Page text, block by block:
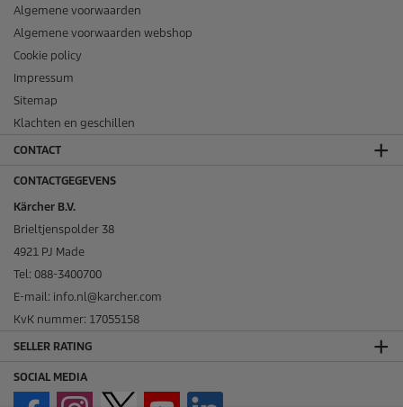
Algemene voorwaarden
Algemene voorwaarden webshop
Cookie policy
Impressum
Sitemap
Klachten en geschillen
CONTACT
CONTACTGEGEVENS
Kärcher B.V.
Brieltjenspolder 38
4921 PJ Made
Tel: 088-3400700
E-mail: info.nl@karcher.com
KvK nummer: 17055158
SELLER RATING
SOCIAL MEDIA